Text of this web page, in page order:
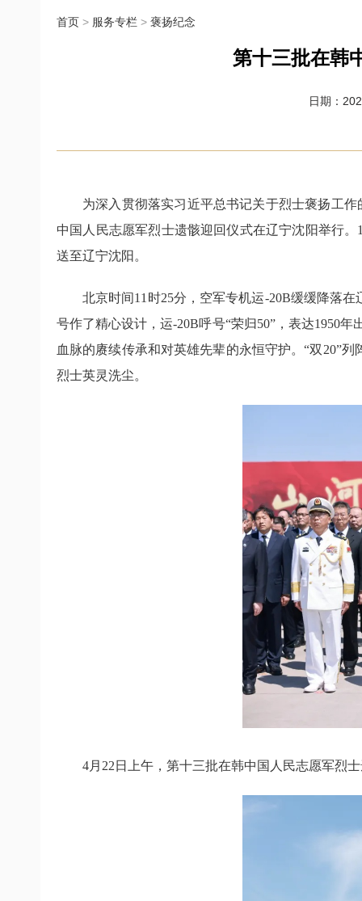
首页 > 服务专栏 > 褒扬纪念
第十三批在韩
日期：
为深入贯彻落实习近平总书记关于烈士褒扬工
中国人民志愿军烈士遗骸迎回仪式在辽宁沈阳举行
送至辽宁沈阳。
北京时间11时25分，空军专机运-20B缓缓降落
号作了精心设计，运-20B呼号“荣归50”，表达1950
血脉的赓续传承和对英雄先辈的永恒守护。“双20”
烈士英灵洗尘。
4月22日上午，第十三批在韩中国人民志愿军烈